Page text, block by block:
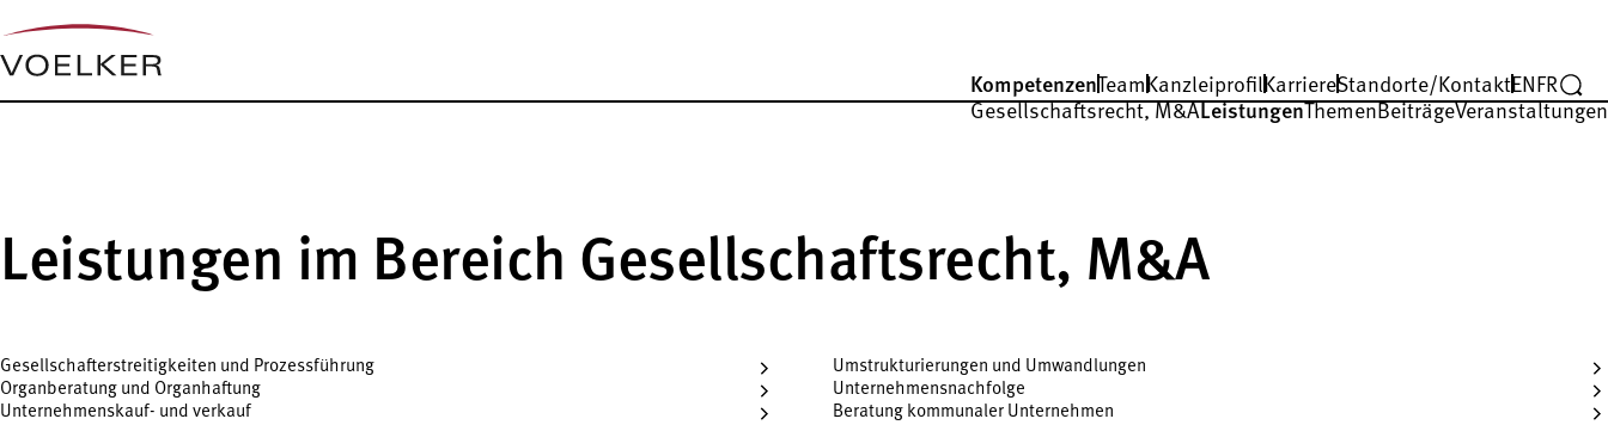
KompetenzenTeam KanzleiprofilKarriereStandorte/KontaktENFR
Gesellschafts­recht, M&ALeistungenThemenBeiträgeVeranstaltungen
Leistungen im Bereich Gesellschafts­recht, M&A
Gesellschafterstreitigkeiten und Prozessführung
Organberatung und Organhaftung
Unternehmenskauf- und verkauf
Umstrukturierungen und Umwandlungen
Unternehmensnachfolge
Beratung kommunaler Unternehmen